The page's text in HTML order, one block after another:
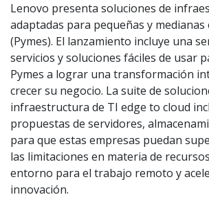
Lenovo presenta soluciones de
adaptadas para pequeñas y medianas
(Pymes). El lanzamiento incluye una
servicios y soluciones fáciles de usar
Pymes a lograr una transformación
crecer su negocio. La suite de
infraestructura de TI edge to cloud
propuestas de servidores,
para que estas empresas puedan
las limitaciones en materia de
entorno para el trabajo remoto y
innovación.